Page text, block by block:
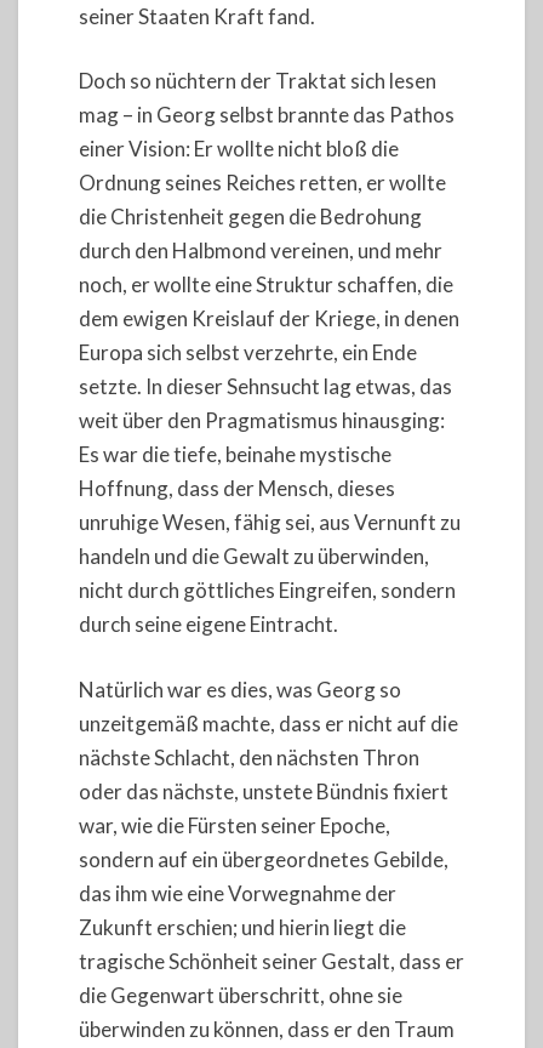
seiner Staaten Kraft fand.
Doch so nüchtern der Traktat sich lesen
mag – in Georg selbst brannte das Pathos
einer Vision: Er wollte nicht bloß die
Ordnung seines Reiches retten, er wollte
die Christenheit gegen die Bedrohung
durch den Halbmond vereinen, und mehr
noch, er wollte eine Struktur schaffen, die
dem ewigen Kreislauf der Kriege, in denen
Europa sich selbst verzehrte, ein Ende
setzte. In dieser Sehnsucht lag etwas, das
weit über den Pragmatismus hinausging:
Es war die tiefe, beinahe mystische
Hoffnung, dass der Mensch, dieses
unruhige Wesen, fähig sei, aus Vernunft zu
handeln und die Gewalt zu überwinden,
nicht durch göttliches Eingreifen, sondern
durch seine eigene Eintracht.
Natürlich war es dies, was Georg so
unzeitgemäß machte, dass er nicht auf die
nächste Schlacht, den nächsten Thron
oder das nächste, unstete Bündnis fixiert
war, wie die Fürsten seiner Epoche,
sondern auf ein übergeordnetes Gebilde,
das ihm wie eine Vorwegnahme der
Zukunft erschien; und hierin liegt die
tragische Schönheit seiner Gestalt, dass er
die Gegenwart überschritt, ohne sie
überwinden zu können, dass er den Traum